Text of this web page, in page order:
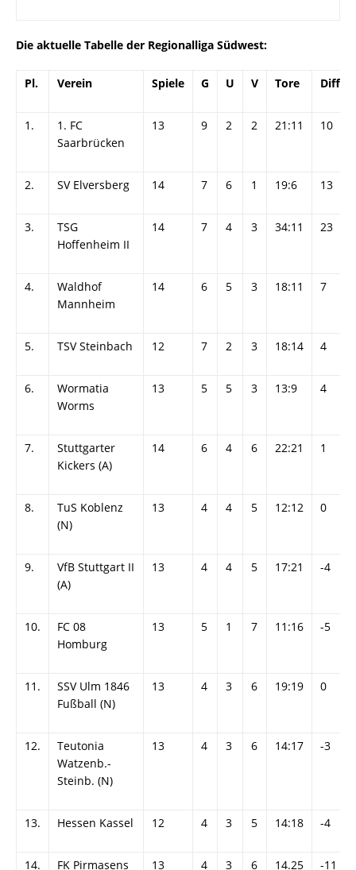
Die aktuelle Tabelle der Regionalliga Südwest:
Pl. Verein Spiele G U V Tore Diff.
1.
1. FC
Saarbrücken
13 9 2 2 21:11 10
2. SV Elversberg 14 7 6 1 19:6 13
3.
TSG
Hoffenheim II
14 7 4 3 34:11 23
4.
Waldhof
Mannheim
14 6 5 3 18:11 7
5. TSV Steinbach 12 7 2 3 18:14 4
6.
Wormatia
Worms
13 5 5 3 13:9 4
7.
Stuttgarter
Kickers (A)
14 6 4 6 22:21 1
8.
TuS Koblenz
(N)
13 4 4 5 12:12 0
9.
VfB Stuttgart II
(A)
13 4 4 5 17:21 -4
10.
FC 08
Homburg
13 5 1 7 11:16 -5
11.
SSV Ulm 1846
Fußball (N)
13 4 3 6 19:19 0
12.
Teutonia
Watzenb.-
Steinb. (N)
13 4 3 6 14:17 -3
13. Hessen Kassel 12 4 3 5 14:18 -4
14. FK Pirmasens 13 4 3 6 14.25 -11